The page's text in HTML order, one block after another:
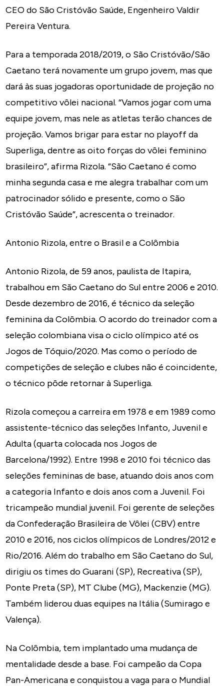
CEO do São Cristóvão Saúde, Engenheiro Valdir
Pereira Ventura.
Para a temporada 2018/2019, o São Cristóvão/São
Caetano terá novamente um grupo jovem, mas que
dará às suas jogadoras oportunidade de projeção no
competitivo vôlei nacional. “Vamos jogar com uma
equipe jovem, mas nele as atletas terão chances de
projeção. Vamos brigar para estar no playoff da
Superliga, dentre as oito forças do vôlei feminino
brasileiro”, afirma Rizola. “São Caetano é como
minha segunda casa e me alegra trabalhar com um
patrocinador sólido e presente, como o São
Cristóvão Saúde”, acrescenta o treinador.
Antonio Rizola, entre o Brasil e a Colômbia
Antonio Rizola, de 59 anos, paulista de Itapira,
trabalhou em São Caetano do Sul entre 2006 e 2010.
Desde dezembro de 2016, é técnico da seleção
feminina da Colômbia. O acordo do treinador com a
seleção colombiana visa o ciclo olímpico até os
Jogos de Tóquio/2020. Mas como o período de
competições de seleção e clubes não é coincidente,
o técnico pôde retornar à Superliga.
Rizola começou a carreira em 1978 e em 1989 como
assistente-técnico das seleções Infanto, Juvenil e
Adulta (quarta colocada nos Jogos de
Barcelona/1992). Entre 1998 e 2010 foi técnico das
seleções femininas de base, atuando dois anos com
a categoria Infanto e dois anos com a Juvenil. Foi
tricampeão mundial juvenil. Foi gerente de seleções
da Confederação Brasileira de Vôlei (CBV) entre
2010 e 2016, nos ciclos olímpicos de Londres/2012 e
Rio/2016. Além do trabalho em São Caetano do Sul,
dirigiu os times do Guarani (SP), Recreativa (SP),
Ponte Preta (SP), MT Clube (MG), Mackenzie (MG).
Também liderou duas equipes na Itália (Sumirago e
Valença).
Na Colômbia, tem implantado uma mudança de
mentalidade desde a base. Foi campeão da Copa
Pan-Americana e conquistou a vaga para o Mundial